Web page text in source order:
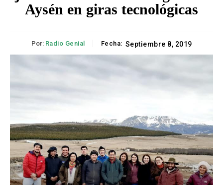
Aysén en giras tecnológicas
Por: Radio Genial Fecha: Septiembre 8, 2019